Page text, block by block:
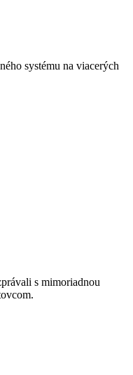
systému na viacerých
s mimoriadnou